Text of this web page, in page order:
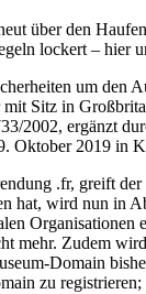
über den
lockert – hier
um den
Sitz in
2002, ergänzt
2019 in
.fr, greift
hat, wird nun in
Zudem
Domain
zu